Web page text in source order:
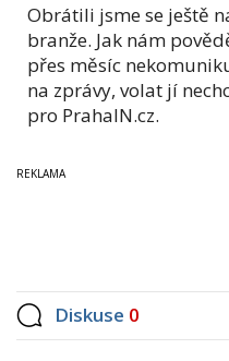
Obrátili jsme se ještě
branže. Jak nám
přes měsíc
na zprávy, volat jí
pro PrahaIN.cz.
Diskuse 0